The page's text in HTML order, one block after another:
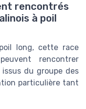
rencontrés
à poil
long, cette race
rencontrer
du groupe des
particulière tant